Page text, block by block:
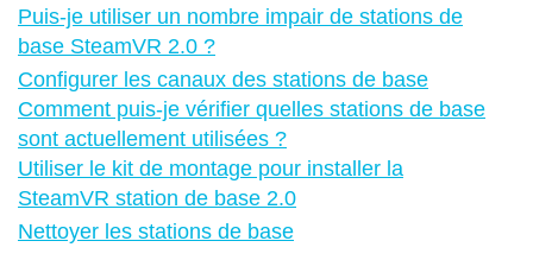
Puis-je utiliser un nombre impair de stations de
base SteamVR 2.0 ?
Configurer les canaux des stations de base
Comment puis-je vérifier quelles stations de base
sont actuellement utilisées ?
Utiliser le kit de montage pour installer la
SteamVR station de base 2.0
Nettoyer les stations de base